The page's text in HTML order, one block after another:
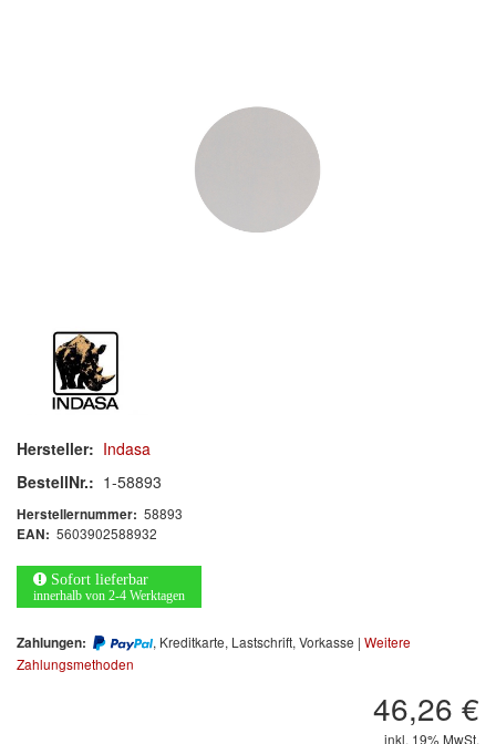
Malerbedarf & Zubehör
Werkzeug & Maschinen
Reinigen
Arbeitsschutz
Mischfarben
Restposten
Hersteller: Indasa
BestellNr.: 1-58893
Herstellernummer: 58893
EAN: 5603902588932
Sofort lieferbar
innerhalb von 2-4 Werktagen
Zahlungen: , Kreditkarte, Lastschrift, Vorkasse | Weitere
Zahlungsmethoden
46,26 €
inkl. 19% MwSt.